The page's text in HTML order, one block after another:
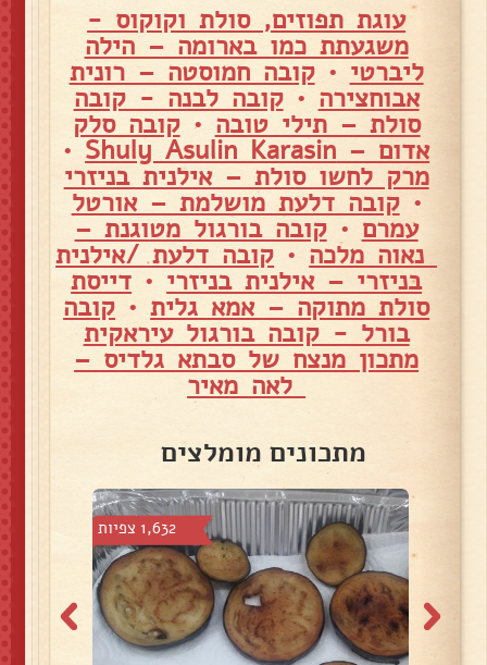
עוגת תפוזים, סולת וקוקוס -
משגעתת כמו בארומה – הילה
ליברטי •קובה חמוסטה – רונית
אבוחצירה •קובה לבנה - קובה
סולת – תילי טובה •קובה סלק
אדום – Shuly Asulin Karasin •
מרק לחשו סולת – אילנית בניזרי
•קובה דלעת מושלמת – אורטל
עמרם •קובה בורגול מטוגנת –
נאוה מלכה • קובה דלעת /אילנית
בניזרי – אילנית בניזרי • דייסת
סולת מתוקה – אמא גלית• קובה
בורל - קובה בורגול עיראקית
מתכון מנצח של סבתא גלדיס –
לאה מאיר
מתכונים מומלצים
1,632 צפיות